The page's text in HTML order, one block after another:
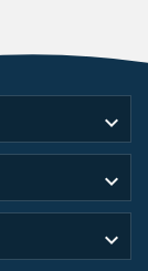
expand_more
expand_more
expand_more